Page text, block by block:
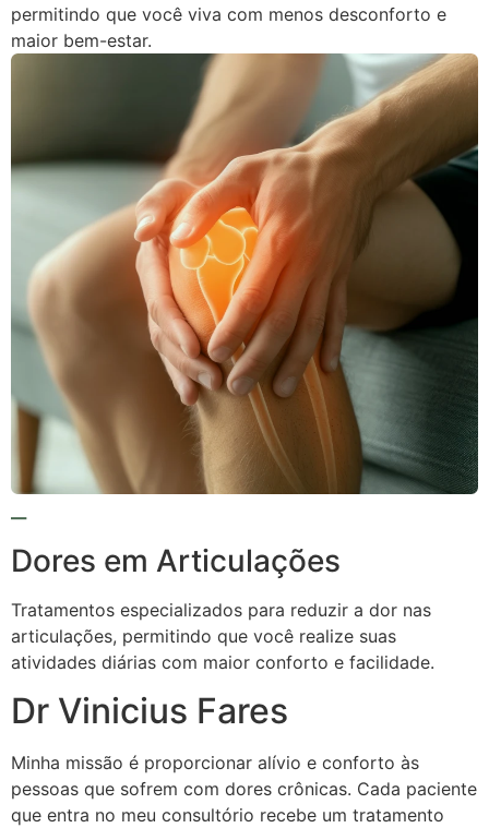
permitindo que você viva com menos desconforto e
maior bem-estar.
Dores em Articulações
Tratamentos especializados para reduzir a dor nas
articulações, permitindo que você realize suas
atividades diárias com maior conforto e facilidade.
Dr Vinicius Fares
Minha missão é proporcionar alívio e conforto às
pessoas que sofrem com dores crônicas. Cada paciente
que entra no meu consultório recebe um tratamento